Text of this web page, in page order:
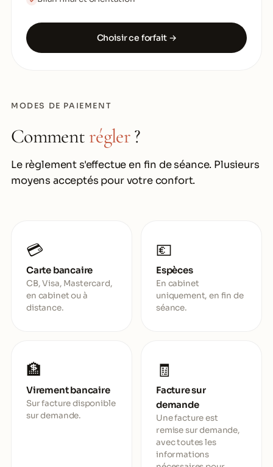
Choisir ce forfait →
MODES DE PAIEMENT
Commentrégler?
Le règlement s'effectue en fin de séance. Plusieurs
moyens acceptés pour votre confort.
💳
Carte bancaire
CB, Visa, Mastercard,
en cabinet ou à
distance.
💶
Espèces
En cabinet
uniquement, en fin de
séance.
🏦
Virement bancaire
Sur facture disponible
sur demande.
🧾
Facture sur
demande
Une facture est
remise sur demande,
avec toutes les
informations